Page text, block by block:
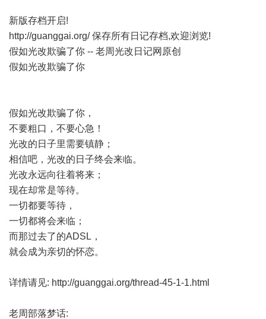
新版存档开启!
http://guanggai.org/保存所有日记存档,欢迎浏览!
假如光改欺骗了你 -- 老周光改日记网原创
假如光改欺骗了你
假如光改欺骗了你，
不要粗口，不要心急！
光改的日子里需要镇静；
相信吧，光改的日子终会来临。
光改永远向往着将来；
现在却常是等待。
一切都要等待，
一切都将会来临；
而那过去了的ADSL，
就会成为亲切的怀恋。
详情请见: http://guanggai.org/thread-45-1-1.html
老周部落梦话: